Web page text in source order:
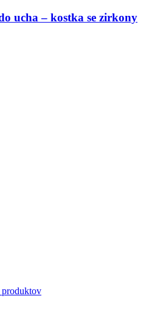
ucha – kostka se zirkony